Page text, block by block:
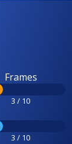
Frames
3 / 10
3 / 10